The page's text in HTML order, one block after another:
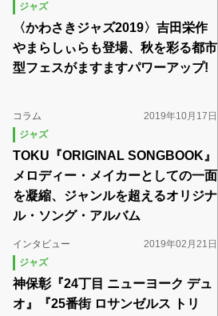
ジャズ
〈かわさきジャズ2019〉吉田栄作
やまらしぃらも登場、秋を彩る都市
型フェスがますますパワーアップ!
コラム
2019年10月17日
ジャズ
TOKU『ORIGINAL SONGBOOK』
メロディー・メイカーとしての一面
を凝縮、ジャンルを超えるオリジナ
ル・ソング・アルバム
インタビュー
2019年02月21日
ジャズ
神保彰『24丁目 ニューヨーク デュ
オ』『25番街 ロサンゼルス トリ